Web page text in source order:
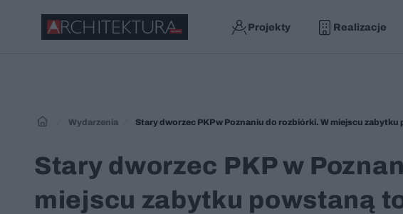
Projekty Realizacje
Wydarzenia Stary dworzec PKP w Poznaniu do rozbiórki. W miejscu
Stary dworzec PKP w
miejscu zabytku powstaną